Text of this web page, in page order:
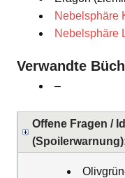
Nebelsphäre
Nebelsphäre
Verwandte
–
Offene Fragen /